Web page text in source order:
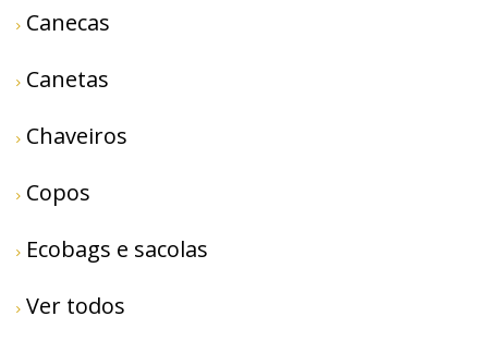
Canecas
Canetas
Chaveiros
Copos
Ecobags e sacolas
Ver todos